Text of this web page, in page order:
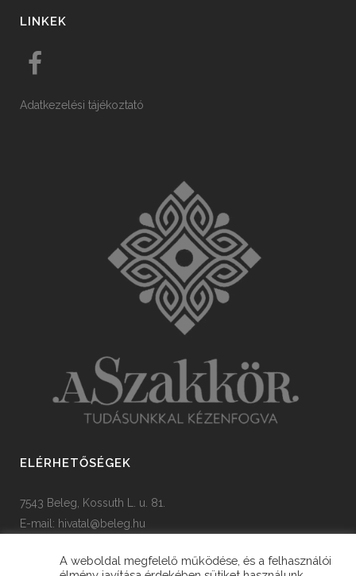
LINKEK
Adatkezelési tájékoztató
ELÉRHETŐSÉGEK
7543 Beleg, Kossuth L. u. 81.
E-mail: hivatal@beleg.hu
A weboldal megfelelő működése, és a felhasználói